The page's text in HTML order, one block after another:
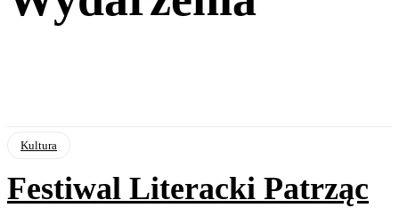
Kultura
Festiwal Literacki Patrząc